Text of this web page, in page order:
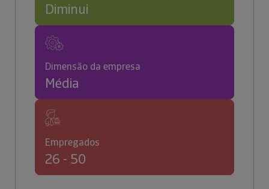
Diminui
Dimensão da empresa
Média
Empregados
26 - 50